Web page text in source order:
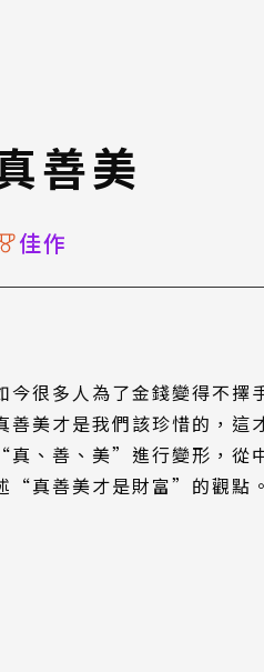
善美
佳作
今很多人為了金錢變得不擇
善美才是我們該珍惜的，這
“真、善、美”進行變形，從
“真善美才是財富”的觀點。